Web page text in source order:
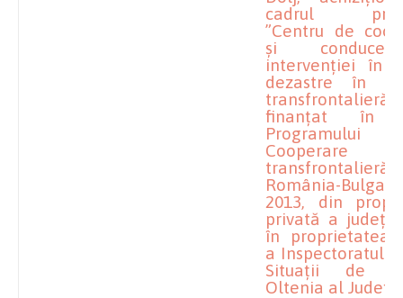
cadrul
”Centru de
și
intervenției în
dezastre în
transfrontalieră”
finanțat în
Cooperare
transfrontalieră
România-
2013, din
privată a
în proprietatea
a Inspectoratului
Situații de
Oltenia al